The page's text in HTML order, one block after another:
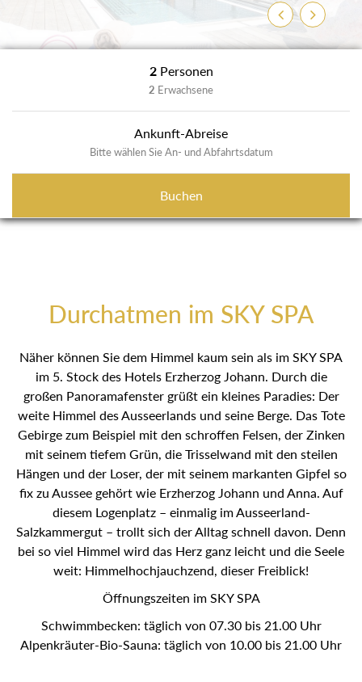
ZurückWeiter
2 Personen
2 Erwachsene
Ankunft-Abreise
Bitte wählen Sie An- und Abfahrtsdatum
Buchen
Durchatmen im SKY SPA
Näher können Sie dem Himmel kaum sein als im SKY
SPA im 5. Stock des Hotels Erzherzog Johann. Durch die
großen Panoramafenster grüßt ein kleines Paradies: Der
weite Himmel des Ausseerlands und seine Berge. Das
Tote Gebirge zum Beispiel mit den schroffen Felsen, der
Zinken mit seinem tiefem Grün, die Trisselwand mit den
steilen Hängen und der Loser, der mit seinem markanten
Gipfel so fix zu Aussee gehört wie Erzherzog Johann und
Anna. Auf diesem Logenplatz – einmalig im Ausseerland-
Salzkammergut – trollt sich der Alltag schnell davon. Denn
bei so viel Himmel wird das Herz ganz leicht und die Seele
weit: Himmelhochjauchzend, dieser Freiblick!
Öffnungszeiten im SKY SPA
Schwimmbecken: täglich von 07.30 bis 21.00 Uhr
Alpenkräuter-Bio-Sauna: täglich von 10.00 bis 21.00 Uhr